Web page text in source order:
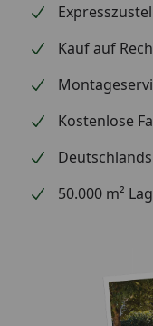
Kauf auf
Kostenlose
50.000 m²